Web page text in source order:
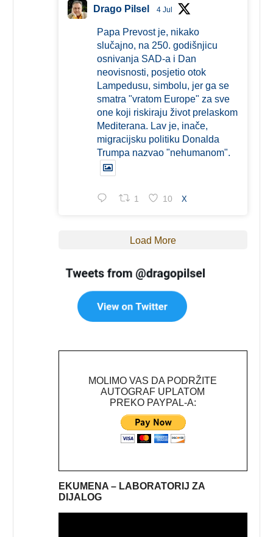
Drago Pilsel 4 Jul
Papa Prevost je, nikako
slučajno, na 250. godišnjicu
osnivanja SAD-a i Dan
neovisnosti, posjetio otok
Lampedusu, simbolu, jer ga se
smatra "vratom Europe" za sve
one koji riskiraju život prelaskom
Mediterana. Lav je, inače,
migracijsku politiku Donalda
Trumpa nazvao "nehumanom".
1 10 X
Load More
MOLIMO VAS DA PODRŽITE
AUTOGRAF UPLATOM
PREKO PAYPAL-A:
EKUMENA – LABORATORIJ ZA
DIJALOG